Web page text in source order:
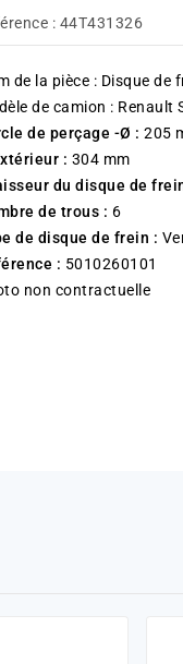
: 44T431326
de la pièce : Disque de
de camion : Renault
de perçage -Ø : 205
: 304 mm
du disque de
de trous : 6
de disque de frein :
: 5010260101
non contractuelle